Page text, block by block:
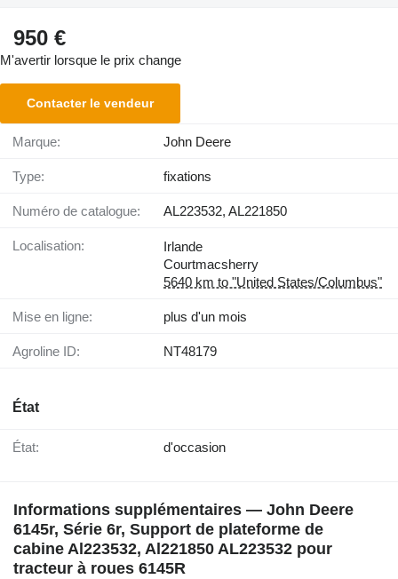
950 €
M'avertir lorsque le prix change
Contacter le vendeur
Marque: John Deere
Type: fixations
Numéro de catalogue: AL223532, AL221850
Localisation:
Irlande
Courtmacsherry
5640 km to "United States/Columbus"
Mise en ligne: plus d'un mois
Agroline ID: NT48179
État
État: d'occasion
Informations supplémentaires — John Deere
6145r, Série 6r, Support de plateforme de
cabine Al223532, Al221850 AL223532 pour
tracteur à roues 6145R